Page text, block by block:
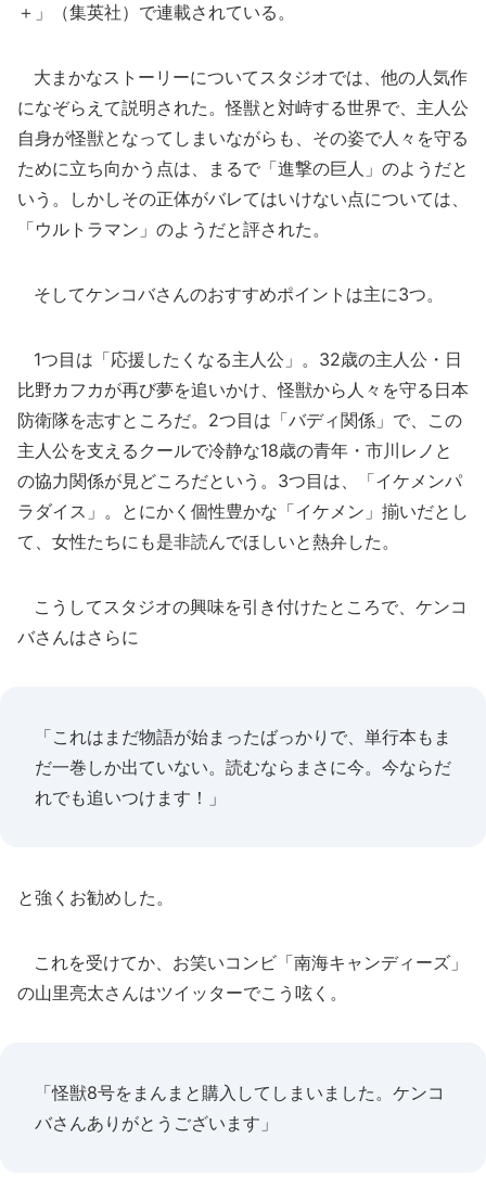
＋」（集英社）で連載されている。
大まかなストーリーについてスタジオでは、他の人気作
になぞらえて説明された。怪獣と対峙する世界で、主人公
自身が怪獣となってしまいながらも、その姿で人々を守る
ために立ち向かう点は、まるで「進撃の巨人」のようだと
いう。しかしその正体がバレてはいけない点については、
「ウルトラマン」のようだと評された。
そしてケンコバさんのおすすめポイントは主に3つ。
1つ目は「応援したくなる主人公」。32歳の主人公・日
比野カフカが再び夢を追いかけ、怪獣から人々を守る日本
防衛隊を志すところだ。2つ目は「バディ関係」で、この
主人公を支えるクールで冷静な18歳の青年・市川レノと
の協力関係が見どころだという。3つ目は、「イケメンパ
ラダイス」。とにかく個性豊かな「イケメン」揃いだとし
て、女性たちにも是非読んでほしいと熱弁した。
こうしてスタジオの興味を引き付けたところで、ケンコ
バさんはさらに
「これはまだ物語が始まったばっかりで、単行本もま
だ一巻しか出ていない。読むならまさに今。今ならだ
れでも追いつけます！」
と強くお勧めした。
これを受けてか、お笑いコンビ「南海キャンディーズ」
の山里亮太さんはツイッターでこう呟く。
「怪獣8号をまんまと購入してしまいました。ケンコ
バさんありがとうございます」